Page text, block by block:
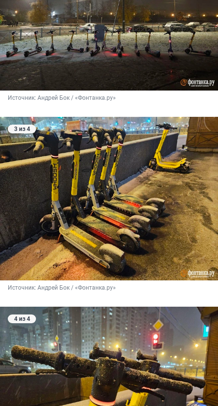
Источник: Андрей Бок / «Фонтанка.ру»
3 из 4
Источник: Андрей Бок / «Фонтанка.ру»
4 из 4